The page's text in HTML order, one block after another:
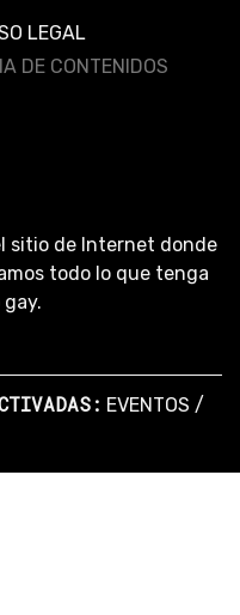
LEGAL
DE CONTENIDOS
sitio de Internet donde
todo lo que tenga
EVENTOS /